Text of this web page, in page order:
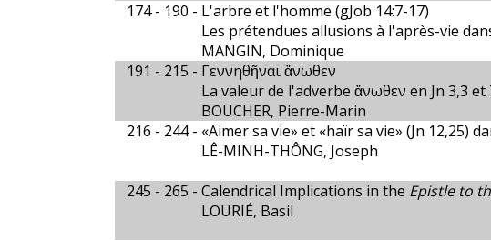
174 - 190 - L'arbre et l'homme (gJob 14:7-17)
Les prétendues allusions à l'après-vie
MANGIN, Dominique
191 - 215 - Γεννηθῆναι ἄνωθεν
La valeur de l'adverbe ἄνωθεν en Jn 3,3
BOUCHER, Pierre-Marin
216 - 244 - «Aimer sa vie» et «haïr sa vie» (Jn 12,25)
LÊ-MINH-THÔNG, Joseph
245 - 265 - Calendrical Implications in the Epistle to
LOURIÉ, Basil